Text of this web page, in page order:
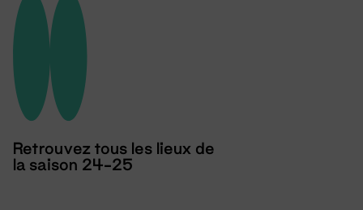
Retrouvez tous les lieux de
la saison 24-25